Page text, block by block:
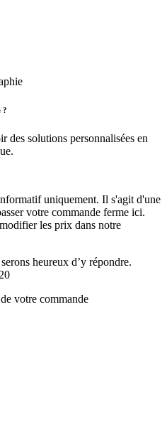
?
des solutions personnalisées en
uniquement. Il s'agit d'une
votre commande ferme ici.
les prix dans notre
heureux d’y répondre.
votre commande